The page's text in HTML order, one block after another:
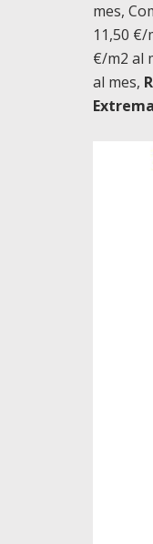
mes,
11,50 €/
€/m2 al
al mes,